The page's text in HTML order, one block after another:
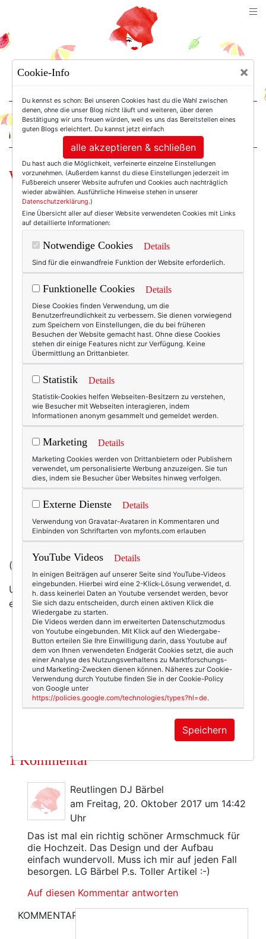
For Women. Not Girls.
Wochenend-Wow: Hochzeit anyone?
(Foto/Kaufen:
Und wer gerade mal eben nicht heiratet, für den gibt
es
das schmucke Armband auch mit schwarz...
4504
1
Beauty & Fashion
07.05.2011
armband,brautschmuck,etsy,hochzeit
1 Kommentar
Reutlingen DJ Bärbel
am Freitag, 20. Oktober 2017 um 14:42
Uhr
Das ist mal ein richtig schöner Armschmuck für
die Hochzeit. Das Design und der Aufbau
einfach wundervoll. Muss ich mir auf jeden Fall
besorgen. LG Bärbel P.s. Toller Artikel :-)
Auf diesen Kommentar antworten
KOMMENTAR
Cookie-Info ×
Du kennst es schon: Bei unseren Cookies hast du die Wahl zwischen
denen, ohne die unser Blog nicht läuft und weiteren, über deren
Bestätigung wir uns freuen würden, weil es uns das Bereitstellen eines
guten Blogs erleichtert. Du kannst jetzt einfach
alle akzeptieren & schließen
Du hast auch die Möglichkeit, verfeinerte einzelne Einstellungen
vorzunehmen. (Außerdem kannst du diese Einstellungen jederzeit im
Fußbereich unserer Website aufrufen und Cookies auch nachträglich
wieder abwählen. Ausführliche Hinweise stehen in unserer
Datenschutzerklärung.)
Eine Übersicht aller auf dieser Website verwendeten Cookies mit Links
auf detaillierte Informationen:
Notwendige Cookies Details
Sind für die einwandfreie Funktion der Website erforderlich.
Funktionelle Cookies Details
Diese Cookies finden Verwendung, um die
Benutzerfreundlichkeit zu verbessern. Sie dienen vorwiegend
zum Speichern von Einstellungen, die du bei früheren
Besuchen der Website gemacht hast. Ohne diese Cookies
stehen dir einige Features nicht zur Verfügung. Keine
Übermittlung an Drittanbieter.
Statistik Details
Statistik-Cookies helfen Webseiten-Besitzern zu verstehen,
wie Besucher mit Webseiten interagieren, indem
Informationen anonym gesammelt und gemeldet werden.
Marketing Details
Marketing Cookies werden von Drittanbietern oder Publishern
verwendet, um personalisierte Werbung anzuzeigen. Sie tun
dies, indem sie Besucher über Websites hinweg verfolgen.
Externe Dienste Details
Verwendung von Gravatar-Avataren in Kommentaren und
Einbinden von Schriftarten von myfonts.com erlauben
YouTube Videos Details
In einigen Beiträgen auf unserer Seite sind YouTube-Videos
eingebunden. Hierbei wird eine 2-Klick-Lösung verwendet, d.
h. dass keinerlei Daten an Youtube versendet werden, bevor
Sie sich dazu entscheiden, durch einen aktiven Klick die
Wiedergabe zu starten.
Die Videos werden dann im erweiterten Datenschutzmodus
von Youtube eingebunden. Mit Klick auf den Wiedergabe-
Button erteilen Sie Ihre Einwilligung darin, dass Youtube auf
dem von Ihnen verwendeten Endgerät Cookies setzt, die auch
einer Analyse des Nutzungsverhaltens zu Marktforschungs-
und Marketing-Zwecken dienen können. Näheres zur Cookie-
Verwendung durch Youtube finden Sie in der Cookie-Policy
von Google unter
https://policies.google.com/technologies/types?hl=de.
Speichern